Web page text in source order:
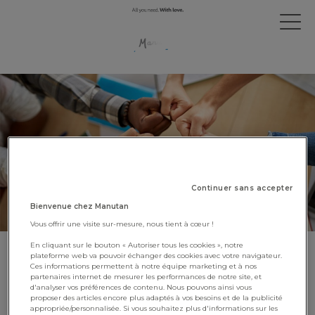
Chez Manutan, le
développement des talents est
une priorité
Continuer sans accepter
Bienvenue chez Manutan
Vous offrir une visite sur-mesure, nous tient à cœur !
En cliquant sur le bouton « Autoriser tous les cookies », notre
plateforme web va pouvoir échanger des cookies avec votre navigateur.
Ces informations permettent à notre équipe marketing et à nos
partenaires internet de mesurer les performances de notre site, et
d'analyser vos préférences de contenu. Nous pouvons ainsi vous
proposer des articles encore plus adaptés à vos besoins et de la publicité
appropriée/personnalisée. Si vous souhaitez plus d'informations sur les